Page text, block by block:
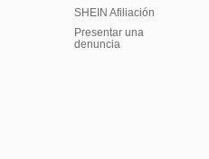
SHEIN Afiliación
Presentar una
denuncia